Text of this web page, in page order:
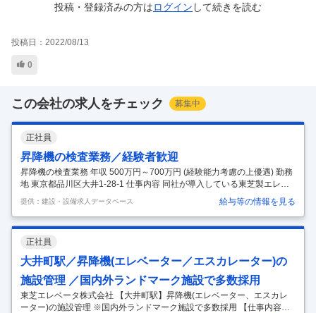
投稿・登録済みの方はログイン して続きを読む
投稿日： 2022/08/13
0
この会社の求人をチェック 募集中
正社員
昇降機の検査業務／経験者歓迎
昇降機の検査業務 年収 500万円～700万円 (経験能力考慮の上優遇) 勤務
地 東京都品川区大井1-28-1 仕事内容 同社が導入している東芝製エレベ
ーター・エスカレーターに対し、建築基準法に基づいて定期検査を行
い、性能や安全性をの確認業務を担当していただきます。 【具体的に
は】 ■制御装置や電気系統の点検・測定(絶縁抵抗測定など) ■巻き上げ
機、ワイヤーロープ、走行路などの部品の点検 ■ピット内部の点検 ■動
作状況の確認 ■検査結果の記録や報告書作成 ■行政庁への報告業務 など
※不具合や異常の発見時には、その場で修理・調整ができそうなもので
あれば適宜対応。別途での対応が必要なケースであれ…
提供：建設・設備求人データベース 給与等の情報を見る
正社員
大井町駅／昇降機(エレベーター／エスカレーター)の
施設管理 ／国内外ランドマーク施設で多数採用
東芝エレベータ株式会社 【大井町駅】昇降機(エレベーター、エスカレ
ーター)の施設管理 ※国内外ランドマーク施設で多数採用 【仕事内容】